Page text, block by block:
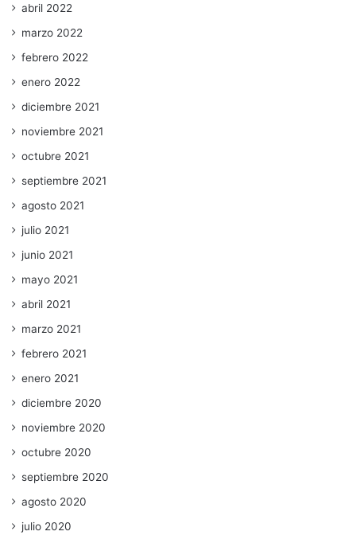
abril 2022
marzo 2022
febrero 2022
enero 2022
diciembre 2021
noviembre 2021
octubre 2021
septiembre 2021
agosto 2021
julio 2021
junio 2021
mayo 2021
abril 2021
marzo 2021
febrero 2021
enero 2021
diciembre 2020
noviembre 2020
octubre 2020
septiembre 2020
agosto 2020
julio 2020